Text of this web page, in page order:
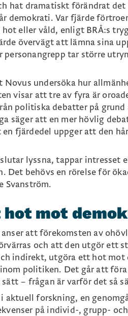
deltagandet i det
från politiska debatter
samtidigt som en
del av mer politik om tonen
valt bort politiska
upplevd pajkastning, tjafs
är att det upplevs
”sandlådenivå”,
på varandra”.
svarande uppger att den
rösta. Att samtalsklimatet
att få konsekvenser för det
hat dramatiskt förändrat
demokrati. Var fjärde
eller våld, enligt BRÅ:s
övervägt att lämna sina
personangrepp tar större
Novus undersöka hur
visar att tre av fyra är
politiska debatter på
säger att en mer hövlig
fjärdedel uppger att den
lyssna, tappar intresset
Det behövs en rörelse för
Svanström.
mot
att förekomsten av
och att den utgör ett
indirekt, utgöra ett hot
politiken. Det går att
– frågan är varför det så
aktuell forskning, en
på individ-, grupp-